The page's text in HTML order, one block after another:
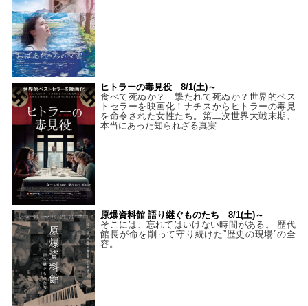
ヒトラーの毒見役 8/1(土)～
食べて死ぬか？ 撃たれて死ぬか？世界的ベス
トセラーを映画化！ナチスからヒトラーの毒見
を命令された女性たち。第二次世界大戦末期、
本当にあった知られざる真実
原爆資料館 語り継ぐものたち 8/1(土)～
そこには、忘れてはいけない時間がある。 歴代
館長が命を削って守り続けた”歴史の現場”の全
容。